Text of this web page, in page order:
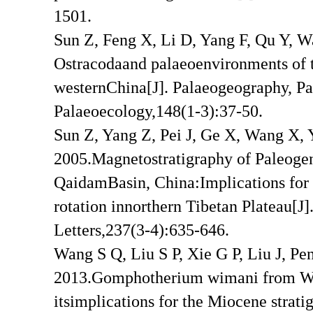
1501.
Sun Z, Feng X, Li D, Yang F, Qu Y,
Ostracodaand palaeoenvironments
westernChina[J]. Palaeogeography,
Palaeoecology,148(1-3):37-50.
Sun Z, Yang Z, Pei J, Ge X, Wang X,
2005.Magnetostratigraphy of
QaidamBasin, China:Implications
rotation innorthern Tibetan
Letters,237(3-4):635-646.
Wang S Q, Liu S P, Xie G P, Liu J,
2013.Gomphotherium wimani from
itsimplications for the Miocene